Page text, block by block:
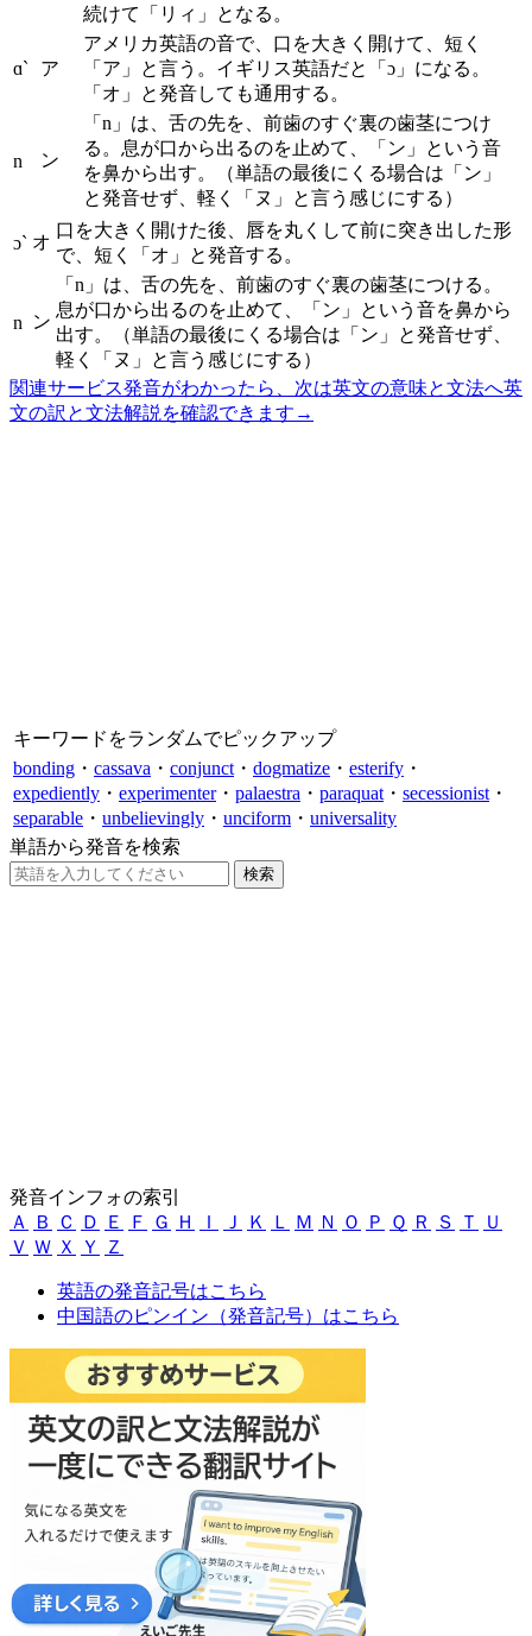
続けて「リィ」となる。
ɑ` ア
アメリカ英語の音で、口を大きく開けて、短く
「ア」と言う。イギリス英語だと「ɔ」になる。
「オ」と発音しても通用する。
n ン
「n」は、舌の先を、前歯のすぐ裏の歯茎につけ
る。息が口から出るのを止めて、「ン」という音
を鼻から出す。（単語の最後にくる場合は「ン」
と発音せず、軽く「ヌ」と言う感じにする）
ɔ` オ
口を大きく開けた後、唇を丸くして前に突き出した形
で、短く「オ」と発音する。
n ン
「n」は、舌の先を、前歯のすぐ裏の歯茎につける。
息が口から出るのを止めて、「ン」という音を鼻から
出す。（単語の最後にくる場合は「ン」と発音せず、
軽く「ヌ」と言う感じにする）
関連サービス発音がわかったら、次は英文の意味と文法へ英
文の訳と文法解説を確認できます →
キーワードをランダムでピックアップ
bonding ・ cassava ・ conjunct ・ dogmatize ・ esterify ・
expediently ・ experimenter・ palaestra ・ paraquat ・ secessionist ・
separable ・ unbelievingly ・ unciform ・ universality
単語から発音を検索
発音インフォの索引
Ａ
Ｂ Ｃ Ｄ Ｅ Ｆ Ｇ Ｈ Ｉ Ｊ Ｋ Ｌ Ｍ Ｎ Ｏ Ｐ Ｑ Ｒ Ｓ Ｔ
Ｕ
Ｖ Ｗ Ｘ Ｙ Ｚ
英語の発音記号はこちら
中国語のピンイン（発音記号）はこちら